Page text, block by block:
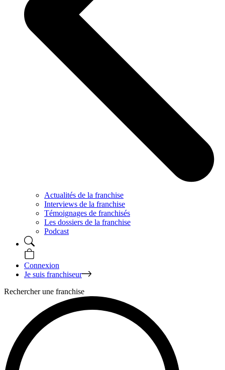
Actualités de la franchise
Interviews de la franchise
Témoignages de franchisés
Les dossiers de la franchise
Podcast
Connexion
Je suis franchiseur
Rechercher une franchise